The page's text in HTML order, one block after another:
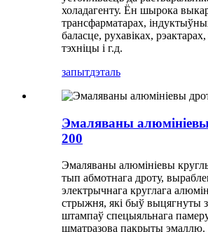
холадагенту. Ён шырока
трансфарматарах,
баласце, рухавіках,
тэхніцы і г.д.
запытдэталь
Эмаляваны
200
Эмаляваны алюмініевы
тып абмотнага дроту,
электрычнага круглага
стрыжня, ​​які быў выцягнуты
штампаў спецыяльнага
шматразова пакрыты